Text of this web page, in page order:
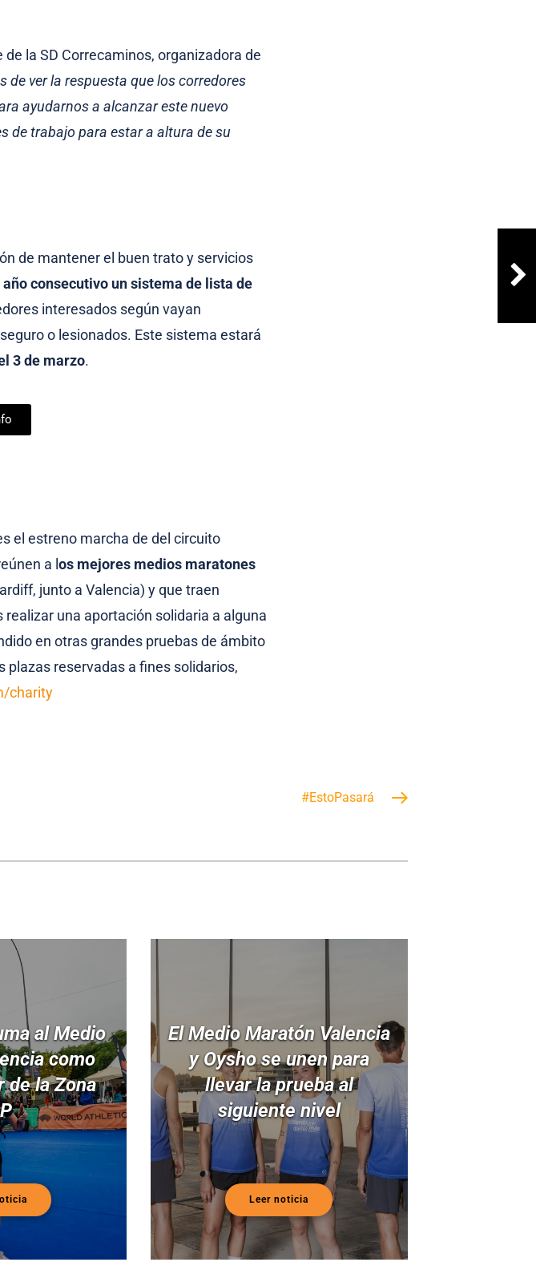
la SD Correcaminos, organizadora de
de ver la respuesta que los corredores
ayudarnos a alcanzar este nuevo
de trabajo para estar a altura de su
de mantener el buen trato y servicios
consecutivo un sistema de lista de
interesados según vayan
o lesionados. Este sistema estará
3 de marzo.
el estreno marcha de del circuito
a los mejores medios maratones
junto a Valencia) y que traen
una aportación solidaria a alguna
en otras grandes pruebas de ámbito
plazas reservadas a fines solidarios,
charity
#EstoPasará
al Medio
como
de la Zona
El Medio Maratón Valencia
y Oysho se unen para
llevar la prueba al
siguiente nivel
Leer noticia